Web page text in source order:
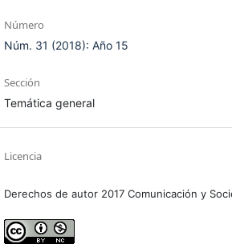
Número
Núm. 31 (2018): Año 15
Sección
Temática general
Licencia
Derechos de autor 2017 Comunicación y